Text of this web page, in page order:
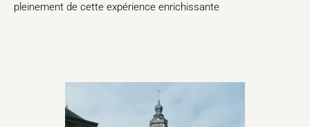
pleinement de cette expérience enrichissante